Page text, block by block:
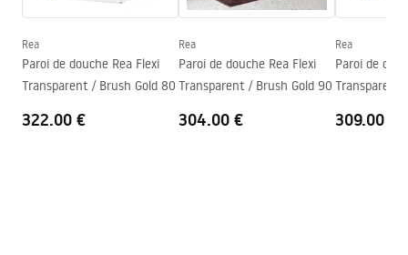
Oui
Technologie du revêtement
Garantie
24 mois
Instructions de montage
Rea
Paroi de douche Rea Flexi
Transparent / Brush Gold 80
322.00 €
Rea
Paroi de douche Rea Flexi
Transparent / Brush Gold 90
304.00 €
Rea
Paroi de
Transparent
309.00 €